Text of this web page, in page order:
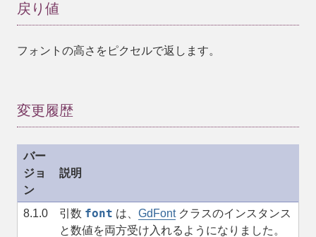
戻り値
フォントの高さをピクセルで返します。
変更履歴
バー
ジョ
ン
説明
8.1.0 引数 font は、 GdFontクラスのインスタンス
と数値を両方受け入れるようになりました。